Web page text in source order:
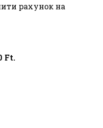
рахунок на
Ft.